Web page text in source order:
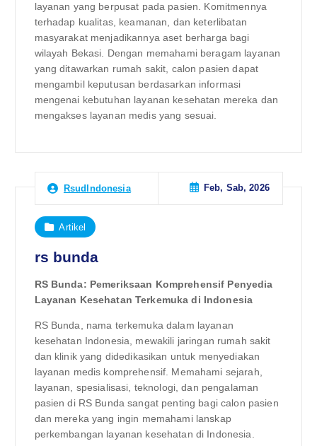
layanan yang berpusat pada pasien. Komitmennya
terhadap kualitas, keamanan, dan keterlibatan
masyarakat menjadikannya aset berharga bagi
wilayah Bekasi. Dengan memahami beragam layanan
yang ditawarkan rumah sakit, calon pasien dapat
mengambil keputusan berdasarkan informasi
mengenai kebutuhan layanan kesehatan mereka dan
mengakses layanan medis yang sesuai.
RsudIndonesia Feb, Sab, 2026
Artikel
rs bunda
RS Bunda: Pemeriksaan Komprehensif Penyedia
Layanan Kesehatan Terkemuka di Indonesia
RS Bunda, nama terkemuka dalam layanan
kesehatan Indonesia, mewakili jaringan rumah sakit
dan klinik yang didedikasikan untuk menyediakan
layanan medis komprehensif. Memahami sejarah,
layanan, spesialisasi, teknologi, dan pengalaman
pasien di RS Bunda sangat penting bagi calon pasien
dan mereka yang ingin memahami lanskap
perkembangan layanan kesehatan di Indonesia.